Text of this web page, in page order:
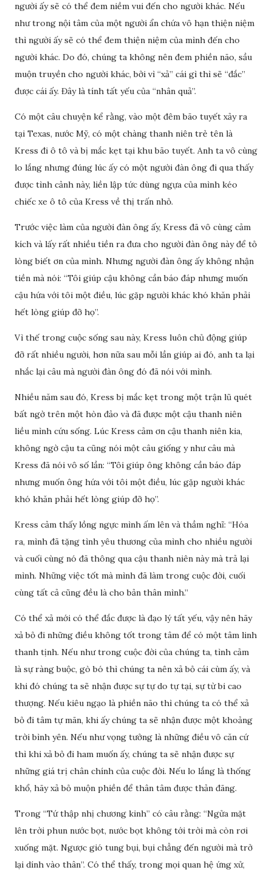
người ấy sẽ có thể đem niềm vui đến cho người khác. Nếu
như trong nội tâm của một người ẩn chứa vô hạn thiện niệm
thì người ấy sẽ có thể đem thiện niệm của mình đến cho
người khác. Do đó, chúng ta không nên đem phiền não, sầu
muộn truyền cho người khác, bởi vì “xả” cái gì thì sẽ “đắc”
được cái ấy. Đây là tính tất yếu của “nhân quả”.
Có một câu chuyện kể rằng, vào một đêm bão tuyết xảy ra
tại Texas, nước Mỹ, có một chàng thanh niên trẻ tên là
Kress đi ô tô và bị mắc kẹt tại khu bão tuyết. Anh ta vô cùng
lo lắng nhưng đúng lúc ấy có một người đàn ông đi qua thấy
được tình cảnh này, liền lập tức dùng ngựa của mình kéo
chiếc xe ô tô của Kress về thị trấn nhỏ.
Trước việc làm của người đàn ông ấy, Kress đã vô cùng cảm
kích và lấy rất nhiều tiền ra đưa cho người đàn ông này để tỏ
lòng biết ơn của mình. Nhưng người đàn ông ấy không nhận
tiền mà nói: “Tôi giúp cậu không cần báo đáp nhưng muốn
cậu hứa với tôi một điều, lúc gặp người khác khó khăn phải
hết lòng giúp đỡ họ”.
Vì thế trong cuộc sống sau này, Kress luôn chủ động giúp
đỡ rất nhiều người, hơn nữa sau mỗi lần giúp ai đó, anh ta lại
nhắc lại câu mà người đàn ông đó đã nói với mình.
Nhiều năm sau đó, Kress bị mắc kẹt trong một trận lũ quét
bất ngờ trên một hòn đảo và đã được một cậu thanh niên
liều mình cứu sống. Lúc Kress cảm ơn cậu thanh niên kia,
không ngờ cậu ta cũng nói một câu giống y như câu mà
Kress đã nói vô số lần: “Tôi giúp ông không cần báo đáp
nhưng muốn ông hứa với tôi một điều, lúc gặp người khác
khó khăn phải hết lòng giúp đỡ họ”.
Kress cảm thấy lồng ngực mình ấm lên và thầm nghĩ: “Hóa
ra, mình đã tặng tình yêu thương của mình cho nhiều người
và cuối cùng nó đã thông qua cậu thanh niên này mà trả lại
mình. Những việc tốt mà mình đã làm trong cuộc đời, cuối
cùng tất cả cũng đều là cho bản thân mình.”
Có thể xả mới có thể đắc được là đạo lý tất yếu, vậy nên hãy
xả bỏ đi những điều không tốt trong tâm để có một tâm linh
thanh tịnh. Nếu như trong cuộc đời của chúng ta, tình cảm
là sự ràng buộc, gò bó thì chúng ta nên xả bỏ cái cùm ấy, và
khi đó chúng ta sẽ nhận được sự tự do tự tại, sự từ bi cao
thượng. Nếu kiêu ngạo là phiền não thì chúng ta có thể xả
bỏ đi tâm tự mãn, khi ấy chúng ta sẽ nhận được một khoảng
trời bình yên. Nếu như vọng tưởng là những điều vô căn cứ
thì khi xả bỏ đi ham muốn ấy, chúng ta sẽ nhận được sự
những giá trị chân chính của cuộc đời. Nếu lo lắng là thống
khổ, hãy xả bỏ muộn phiền để thân tâm được thản đãng.
Trong “Tứ thập nhị chương kinh” có câu rằng: “Ngửa mặt
lên trời phun nước bọt, nước bọt không tới trời mà còn rơi
xuống mặt. Ngược gió tung bụi, bụi chẳng đến người mà trở
lại dính vào thân”. Có thể thấy, trong mọi quan hệ ứng xử,